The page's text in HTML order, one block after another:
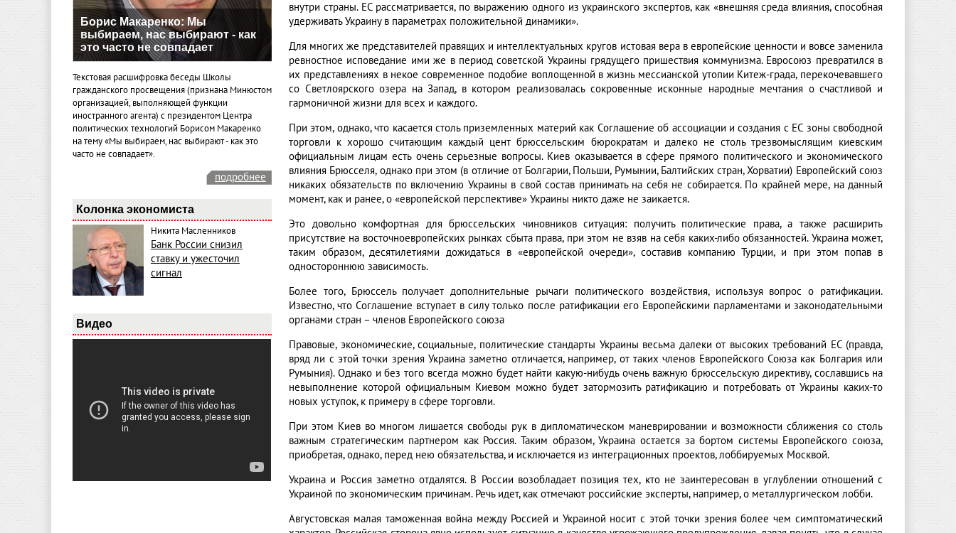
Борис Макаренко: Мы
выбираем, нас выбирают - как
это часто не совпадает
Текстовая расшифровка беседы Школы
гражданского просвещения (признана Минюстом
организацией, выполняющей функции
иностранного агента) с президентом Центра
политических технологий Борисом Макаренко
на тему «Мы выбираем, нас выбирают - как это
часто не совпадает».
подробнее
Колонка экономиста
Никита Масленников
Банк России снизил
ставку и ужесточил
сигнал
Видео
внутри страны. ЕС рассматривается, по выражению одного из украинского экспертов, как «внешняя среда влияния, способная
удерживать Украину в параметрах положительной динамики».
Для многих же представителей правящих и интеллектуальных кругов истовая вера в европейские ценности и вовсе заменила
ревностное исповедание ими же в период советской Украины грядущего пришествия коммунизма. Евросоюз превратился в
их представлениях в некое современное подобие воплощенной в жизнь мессианской утопии Китеж-града, перекочевавшего
со Светлоярского озера на Запад, в котором реализовалась сокровенные исконные народные мечтания о счастливой и
гармоничной жизни для всех и каждого.
При этом, однако, что касается столь приземленных материй как Соглашение об ассоциации и создания с ЕС зоны свободной
торговли к хорошо считающим каждый цент брюссельским бюрократам и далеко не столь трезвомыслящим киевским
официальным лицам есть очень серьезные вопросы. Киев оказывается в сфере прямого политического и экономического
влияния Брюсселя, однако при этом (в отличие от Болгарии, Польши, Румынии, Балтийских стран, Хорватии) Европейский союз
никаких обязательств по включению Украины в свой состав принимать на себя не собирается. По крайней мере, на данный
момент, как и ранее, о «европейской перспективе» Украины никто даже не заикается.
Это довольно комфортная для брюссельских чиновников ситуация: получить политические права, а также расширить
присутствие на восточноевропейских рынках сбыта права, при этом не взяв на себя каких-либо обязанностей. Украина может,
таким образом, десятилетиями дожидаться в «европейской очереди», составив компанию Турции, и при этом попав в
одностороннюю зависимость.
Более того, Брюссель получает дополнительные рычаги политического воздействия, используя вопрос о ратификации.
Известно, что Соглашение вступает в силу только после ратификации его Европейскими парламентами и законодательными
органами стран – членов Европейского союза
Правовые, экономические, социальные, политические стандарты Украины весьма далеки от высоких требований ЕС (правда,
вряд ли с этой точки зрения Украина заметно отличается, например, от таких членов Европейского Союза как Болгария или
Румыния). Однако и без того всегда можно будет найти какую-нибудь очень важную брюссельскую директиву, сославшись на
невыполнение которой официальным Киевом можно будет затормозить ратификацию и потребовать от Украины каких-то
новых уступок, к примеру в сфере торговли.
При этом Киев во многом лишается свободы рук в дипломатическом маневрировании и возможности сближения со столь
важным стратегическим партнером как Россия. Таким образом, Украина остается за бортом системы Европейского союза,
приобретая, однако, перед нею обязательства, и исключается из интеграционных проектов, лоббируемых Москвой.
Украина и Россия заметно отдалятся. В России возобладает позиция тех, кто не заинтересован в углублении отношений с
Украиной по экономическим причинам. Речь идет, как отмечают российские эксперты, например, о металлургическом лобби.
Августовская малая таможенная война между Россией и Украиной носит с этой точки зрения более чем симптоматический